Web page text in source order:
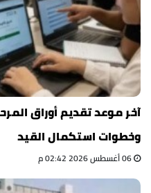
وخطوات استكمال القيد